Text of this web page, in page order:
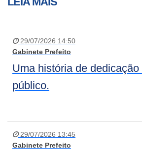
29/07/2026 14:50
Gabinete Prefeito
Uma história de
público.
29/07/2026 13:45
Gabinete Prefeito